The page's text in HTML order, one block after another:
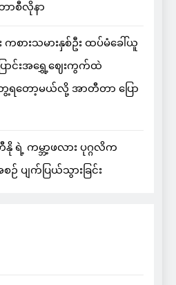
ာစီလိုနာ
ားသမားနှစ်ဦး ထပ်မံခေါ်ယူ
ြောင်းအရွှေ့ဈေးကွက်ထဲ
ေ့ရတော့မယ်လို့ အာတီတာ ပြော
နို ရဲ့ ကမ္ဘာ့ဖလား ပုဂ္ဂလိက
ဉ် ပျက်ပြယ်သွားခြင်း